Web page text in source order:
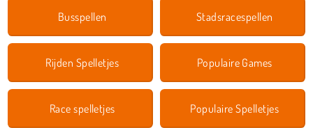
Busspellen Stadsracespellen
Rijden Spelletjes Populaire Games
Race spelletjes Populaire Spelletjes